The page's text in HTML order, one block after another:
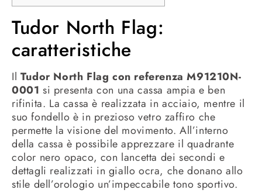
Tudor North Flag:
caratteristiche
Il Tudor North Flag con referenza M91210N-
0001 si presenta con una cassa ampia e ben
rifinita. La cassa è realizzata in acciaio, mentre il
suo fondello è in prezioso vetro zaffiro che
permette la visione del movimento. All’interno
della cassa è possibile apprezzare il quadrante
color nero opaco, con lancetta dei secondi e
dettagli realizzati in giallo ocra, che donano allo
stile dell’orologio un’impeccabile tono sportivo.